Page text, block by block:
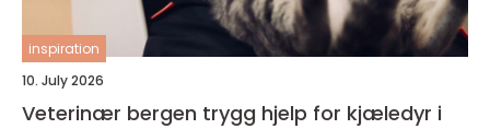
inspiration
10. July 2026
Veterinær bergen trygg hjelp for kjæledyr i